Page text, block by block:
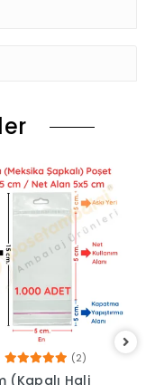
(2)
(Kapalı Hali